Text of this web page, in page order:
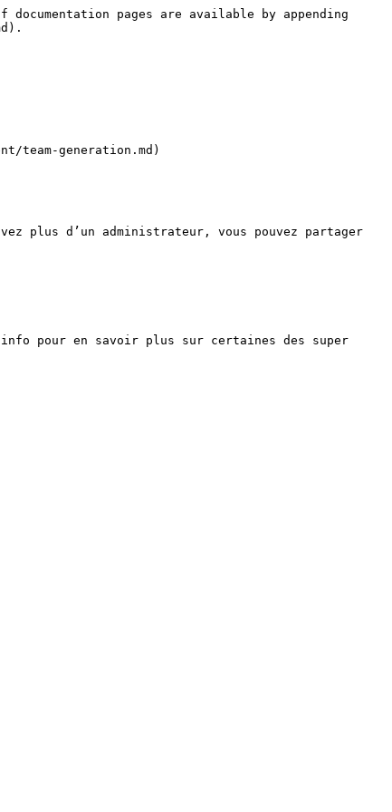
pages are available by appending
team-generation.md)
plus d’un administrateur, vous pouvez partager
pour en savoir plus sur certaines des super